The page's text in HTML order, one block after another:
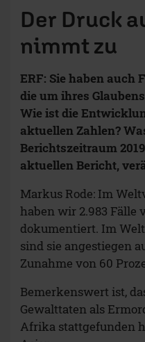
Der Druck
nimmt zu
ERF: Sie haben auch
die um ihres
Wie ist die
aktuellen Zahlen?
Berichtszeitraum
aktuellen Bericht,
Markus Rode: Im
haben wir 2.983 Fälle
dokumentiert. Im
sind sie angestiegen
Zunahme von 60
Bemerkenswert ist,
Gewalttaten als
Afrika stattgefunden